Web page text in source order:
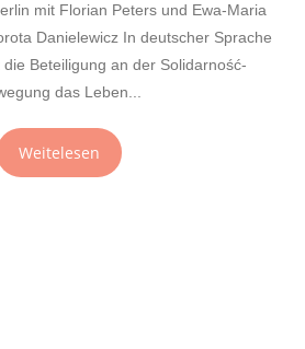
mit Florian Peters und Ewa-Maria
Danielewicz In deutscher Sprache
Beteiligung an der Solidarność-
das Leben...
Weitelesen